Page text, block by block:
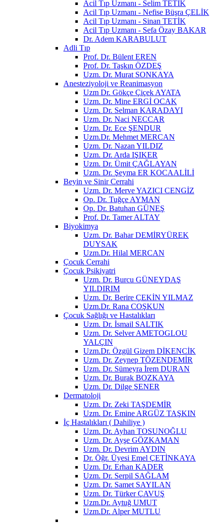
Acil Tıp Uzmanı - Selim TETİK
Acil Tıp Uzmanı - Nefise Büşra ÇELİK
Acil Tıp Uzmanı - Sinan TETİK
Acil Tıp Uzmanı - Sefa Özay BAKAR
Dr. Adem KARABULUT
Adli Tıp
Prof. Dr. Bülent EREN
Prof. Dr. Taşkın ÖZDEŞ
Uzm. Dr. Murat SONKAYA
Anesteziyoloji ve Reanimasyon
Uzm Dr. Gökçe Çiçek AYATA
Uzm. Dr. Mine ERGİ OCAK
Uzm. Dr. Selman KARADAYI
Uzm. Dr. Naci NECCAR
Uzm. Dr. Ece ŞENDUR
Uzm.Dr. Mehmet MERCAN
Uzm. Dr. Nazan YILDIZ
Uzm. Dr. Arda IŞIKER
Uzm. Dr. Ümit ÇAĞLAYAN
Uzm. Dr. Şeyma ER KOCAALİLİ
Beyin ve Sinir Cerrahi
Uzm. Dr. Merve YAZICI CENGİZ
Op. Dr. Tuğçe AYMAN
Op. Dr. Batuhan GÜNEŞ
Prof. Dr. Tamer ALTAY
Biyokimya
Uzm. Dr. Bahar DEMİRYÜREK
DUYSAK
Uzm.Dr. Hilal MERCAN
Çocuk Cerrahi
Çocuk Psikiyatri
Uzm. Dr. Burcu GÜNEYDAŞ
YILDIRIM
Uzm. Dr. Berire ÇEKİN YILMAZ
Uzm.Dr. Rana COŞKUN
Çocuk Sağlığı ve Hastalıkları
Uzm. Dr. İsmail SALTIK
Uzm. Dr. Selver AMETOGLOU
YALÇIN
Uzm.Dr. Özgül Gizem DİKENCİK
Uzm. Dr. Zeynep TÖZENDEMİR
Uzm. Dr. Sümeyra İrem DURAN
Uzm. Dr. Burak BOZKAYA
Uzm. Dr. Dilge ŞENER
Dermatoloji
Uzm. Dr. Zeki TAŞDEMİR
Uzm. Dr. Emine ARGÜZ TAŞKIN
İç Hastalıkları ( Dahiliye )
Uzm. Dr. Ayhan TOSUNOĞLU
Uzm. Dr. Ayşe GÖZKAMAN
Uzm. Dr. Devrim AYDIN
Dr. Öğr. Üyesi Emel ÇETİNKAYA
Uzm. Dr. Erhan KADER
Uzm. Dr. Serpil SAĞLAM
Uzm. Dr. Samet SAYILAN
Uzm. Dr. Türker ÇAVUŞ
Uzm.Dr. Aytuğ UMUT
Uzm.Dr. Alper MUTLU